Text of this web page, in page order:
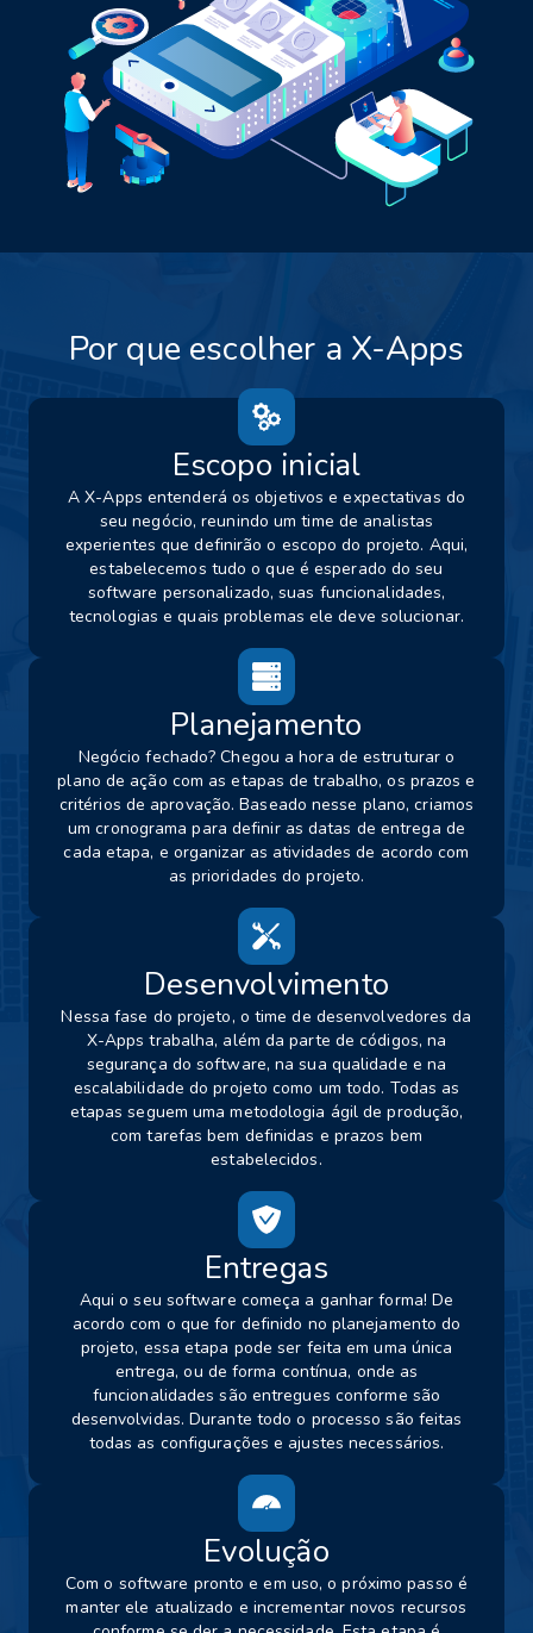
Por que escolher a X-Apps
Escopo inicial
A X-Apps entenderá os objetivos e expectativas do
seu negócio, reunindo um time de analistas
experientes que definirão o escopo do projeto. Aqui,
estabelecemos tudo o que é esperado do seu
software personalizado, suas funcionalidades,
tecnologias e quais problemas ele deve solucionar.
Planejamento
Negócio fechado? Chegou a hora de estruturar o
plano de ação com as etapas de trabalho, os prazos e
critérios de aprovação. Baseado nesse plano, criamos
um cronograma para definir as datas de entrega de
cada etapa, e organizar as atividades de acordo com
as prioridades do projeto.
Desenvolvimento
Nessa fase do projeto, o time de desenvolvedores da
X-Apps trabalha, além da parte de códigos, na
segurança do software, na sua qualidade e na
escalabilidade do projeto como um todo. Todas as
etapas seguem uma metodologia ágil de produção,
com tarefas bem definidas e prazos bem
estabelecidos.
Entregas
Aqui o seu software começa a ganhar forma! De
acordo com o que for definido no planejamento do
projeto, essa etapa pode ser feita em uma única
entrega, ou de forma contínua, onde as
funcionalidades são entregues conforme são
desenvolvidas. Durante todo o processo são feitas
todas as configurações e ajustes necessários.
Evolução
Com o software pronto e em uso, o próximo passo é
manter ele atualizado e incrementar novos recursos